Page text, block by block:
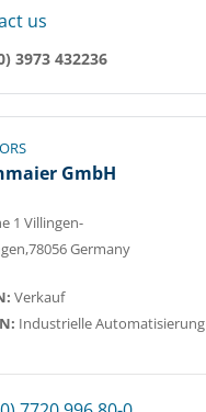
us
3973 432236
GmbH
1 Villingen-
Germany
Verkauf
Industrielle Automatisierung